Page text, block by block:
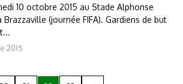
10 octobre 2015 au Stade Alphonse
(journée FIFA). Gardiens de but
2015